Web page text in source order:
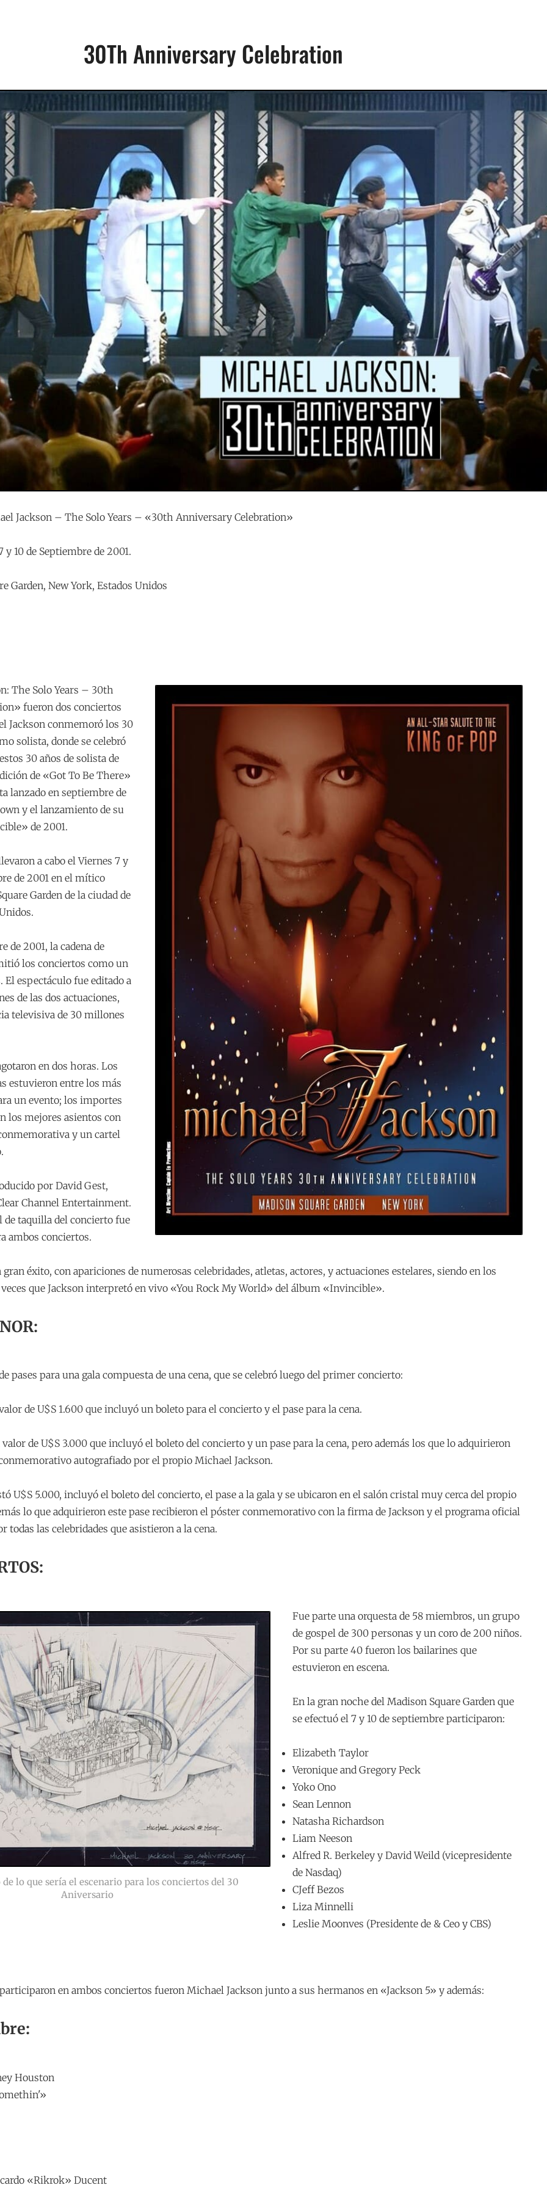
30Th Anniversary Celebration
Jackson – The Solo Years – «30th Anniversary Celebration»
y 10 de Septiembre de 2001.
Garden, New York, Estados Unidos
The Solo Years – 30th
fueron dos conciertos
Jackson conmemoró los 30
solista, donde se celebró
30 años de solista de
de «Got To Be There»
lanzado en septiembre de
y el lanzamiento de su
de 2001.
a cabo el Viernes 7 y
de 2001 en el mítico
Garden de la ciudad de
de 2001, la cadena de
los conciertos como un
El espectáculo fue editado a
de las dos actuaciones,
televisiva de 30 millones
en dos horas. Los
estuvieron entre los más
un evento; los importes
los mejores asientos con
y un cartel
por David Gest,
Channel Entertainment.
de taquilla del concierto fue
ambos conciertos.
éxito, con apariciones de numerosas celebridades, atletas, actores, y actuaciones estelares, siendo en los
que Jackson interpretó en vivo «You Rock My World» del álbum «Invincible».
pases para una gala compuesta de una cena, que se celebró luego del primer concierto:
de U$S 1.600 que incluyó un boleto para el concierto y el pase para la cena.
de U$S 3.000 que incluyó el boleto del concierto y un pase para la cena, pero además los que lo adquirieron
autografiado por el propio Michael Jackson.
U$S 5.000, incluyó el boleto del concierto, el pase a la gala y se ubicaron en el salón cristal muy cerca del propio
lo que adquirieron este pase recibieron el póster conmemorativo con la firma de Jackson y el programa oficial
todas las celebridades que asistieron a la cena.
lo que sería el escenario para los conciertos del 30
Aniversario
Fue parte una orquesta de 58 miembros, un grupo
de gospel de 300 personas y un coro de 200 niños.
Por su parte 40 fueron los bailarines que
estuvieron en escena.
En la gran noche del Madison Square Garden que
se efectuó el 7 y 10 de septiembre participaron:
Elizabeth Taylor
Veronique and Gregory Peck
Yoko Ono
Sean Lennon
Natasha Richardson
Liam Neeson
Alfred R. Berkeley y David Weild (vicepresidente
de Nasdaq)
CJeff Bezos
Liza Minnelli
Leslie Moonves (Presidente de & Ceo y CBS)
en ambos conciertos fueron Michael Jackson junto a sus hermanos en «Jackson 5» y además:
Houston
«Rikrok» Ducent